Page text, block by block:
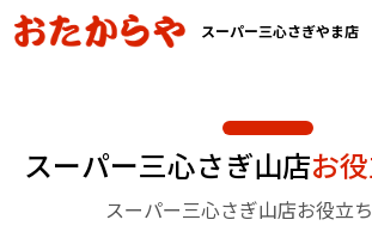
スーパー三心さぎやま店
スーパー三心さぎ山店お
スーパー三心さぎ山店お役立